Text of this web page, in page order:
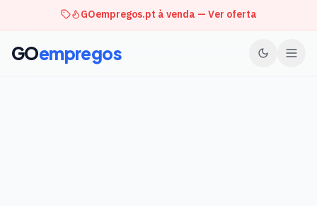
GOempregos.pt à venda — Ver oferta
GOempregos